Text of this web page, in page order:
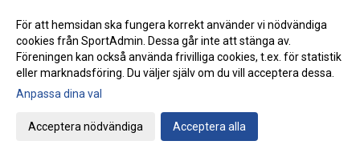
Vilka fantastiska funktionärer vi har!
Terräng-SM: Dubbelt i lagtävlingen i P17 2025-10-22 12:42
Stark trio juniorlöpare från IFK i Nordiska mästerskapen i
terräng
Terräng-SM: Samuels första USM-guld
För att hemsidan ska fungera korrekt använder vi nödvändiga
cookies från SportAdmin. Dessa går inte att stänga av.
Föreningen kan också använda frivilliga cookies, t.ex. för statistik
eller marknadsföring. Du väljer själv om du vill acceptera dessa.
Anpassa dina val
Acceptera nödvändiga Acceptera alla